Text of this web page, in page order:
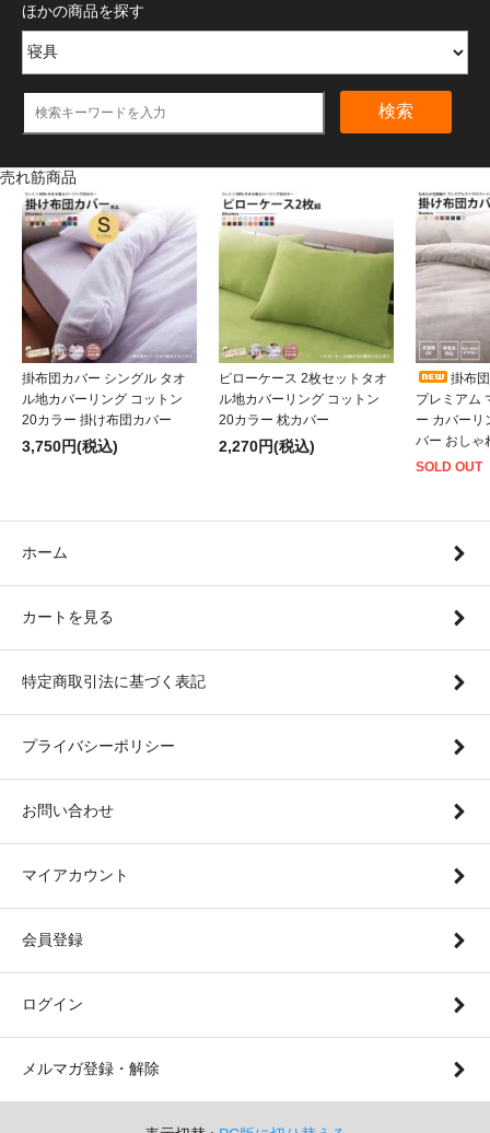
ほかの商品を探す
検索
売れ筋商品
掛布団カバー シングル タオ
ル地カバーリング コットン
20カラー 掛け布団カバー
3,750円(税込)
ピローケース 2枚セットタオ
ル地カバーリング コットン
20カラー 枕カバー
2,270円(税込)
掛布
プレミアム
ー カバーリ
バー おしゃ
SOLD OUT
ホーム
カートを見る
特定商取引法に基づく表記
プライバシーポリシー
お問い合わせ
マイアカウント
会員登録
ログイン
メルマガ登録・解除